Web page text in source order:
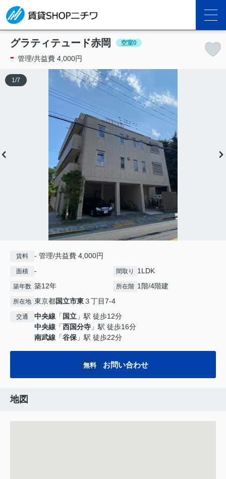
グラティテュード赤岡 空室0
- 管理/共益費 4,000円
1 /7
賃料 - 管理/共益費 4,000円
面積 - 間取り 1LDK
築年数 築12年 所在階 1階/4階建
所在地 東京都国立市東３丁目7-4
交通 中央線 「 国立 」駅 徒歩12分
中央線 「西国分寺 」駅 徒歩16分
南武線 「谷保 」駅 徒歩22分
無料 お問い合わせ
地図